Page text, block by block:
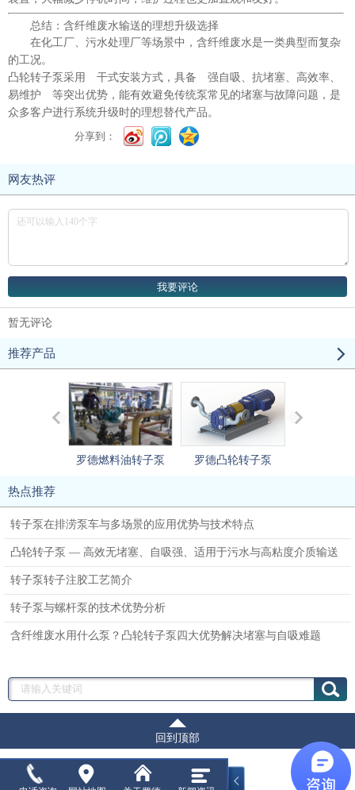
总结：含纤维废水输送的理想升级选择
在化工厂、污水处理厂等场景中，含纤维废水是一类典型而复杂
的工况。
凸轮转子泵采用 干式安装方式，具备 强自吸、抗堵塞、高效率、
易维护 等突出优势，能有效避免传统泵常见的堵塞与故障问题，是
众多客户进行系统升级时的理想替代产品。
分享到：
网友热评
暂无评论
推荐产品
罗德燃料油转子泵 罗德凸轮转子泵
热点推荐
转子泵在排涝泵车与多场景的应用优势与技术特点
凸轮转子泵 — 高效无堵塞、自吸强、适用于污水与高粘度介质输送
转子泵转子注胶工艺简介
转子泵与螺杆泵的技术优势分析
含纤维废水用什么泵？凸轮转子泵四大优势解决堵塞与自吸难题
回到顶部